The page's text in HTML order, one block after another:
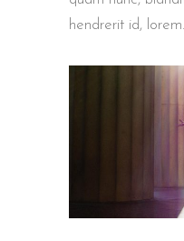
hendrerit id,